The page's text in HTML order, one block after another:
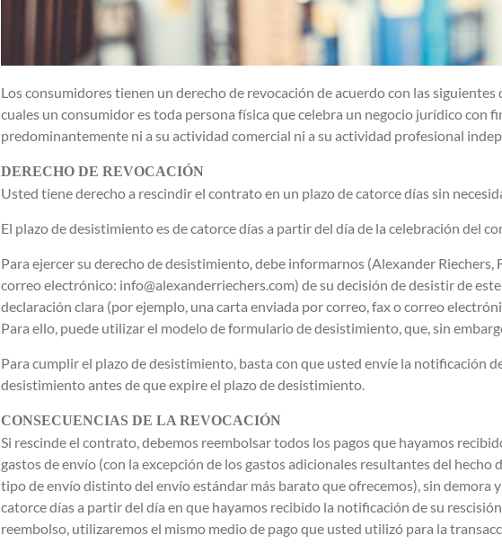
Los consumidores tienen un derecho de revocación de acuerdo con las siguientes
cuales un consumidor es toda persona física que celebra un negocio jurídico con
predominantemente ni a su actividad comercial ni a su actividad profesional
DERECHO DE REVOCACIÓN
Usted tiene derecho a rescindir el contrato en un plazo de catorce días sin
El plazo de desistimiento es de catorce días a partir del día de la celebración del
Para ejercer su derecho de desistimiento, debe informarnos (Alexander Riechers,
correo electrónico: info@alexanderriechers.com) de su decisión de desistir de
declaración clara (por ejemplo, una carta enviada por correo, fax o correo
Para ello, puede utilizar el modelo de formulario de desistimiento, que, sin
Para cumplir el plazo de desistimiento, basta con que usted envíe la notificación
desistimiento antes de que expire el plazo de desistimiento.
CONSECUENCIAS DE LA REVOCACIÓN
Si rescinde el contrato, debemos reembolsar todos los pagos que hayamos
gastos de envío (con la excepción de los gastos adicionales resultantes del hecho
tipo de envío distinto del envío estándar más barato que ofrecemos), sin demora
catorce días a partir del día en que hayamos recibido la notificación de su
reembolso, utilizaremos el mismo medio de pago que usted utilizó para la